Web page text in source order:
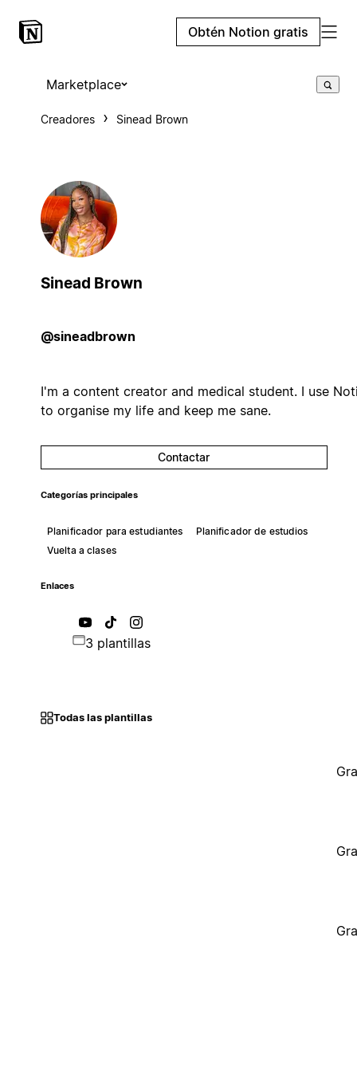
Obtén Notion gratis
Marketplace
Creadores Sinead Brown
Sinead Brown
@sineadbrown
I'm a content creator and medical student. I use
to organise my life and keep me sane.
Contactar
Categorías principales
Planificador para estudiantes
Planificador de estudios
Vuelta a clases
Enlaces
3 plantillas
Todas las plantillas